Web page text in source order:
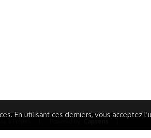
En utilisant ces derniers, vous acceptez